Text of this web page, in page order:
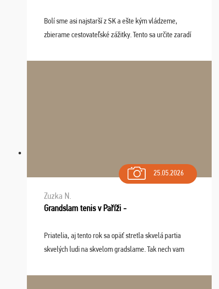
Bolí sme asi najstarší z SK a ešte kým vládzeme,
zbierame cestovateľské zážitky. Tento sa určite zaradí
osudu - pohodový šefík Meďo, dobrá parti ...
25.05.2026
Zuzka N.
Grandslam tenis v Paříži -
Priatelia, aj tento rok sa opäť stretla skvelá partia
skvelých ludi na skvelom gradslame. Tak nech vam
sa na budúci rok. Prajem vam este veľa ta ...